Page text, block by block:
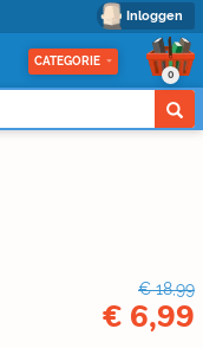
Inloggen
CATEGORIE
0
€ 18,99
€ 6,99